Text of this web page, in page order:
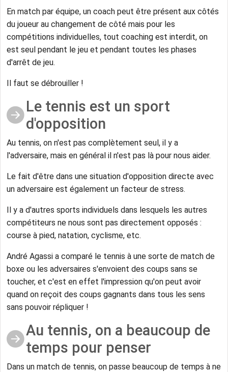
En match par équipe, un coach peut être présent aux côtés
du joueur au changement de côté mais pour les
compétitions individuelles, tout coaching est interdit, on
est seul pendant le jeu et pendant toutes les phases
d'arrêt de jeu.
Il faut se débrouiller !
Le tennis est un sport
d'opposition
Au tennis, on n'est pas complètement seul, il y a
l'adversaire, mais en général il n'est pas là pour nous aider.
Le fait d'être dans une situation d'opposition directe avec
un adversaire est également un facteur de stress.
Il y a d'autres sports individuels dans lesquels les autres
compétiteurs ne nous sont pas directement opposés :
course à pied, natation, cyclisme, etc.
André Agassi a comparé le tennis à une sorte de match de
boxe ou les adversaires s'envoient des coups sans se
toucher, et c'est en effet l'impression qu'on peut avoir
quand on reçoit des coups gagnants dans tous les sens
sans pouvoir répliquer !
Au tennis, on a beaucoup de
temps pour penser
Dans un match de tennis, on passe beaucoup de temps à ne